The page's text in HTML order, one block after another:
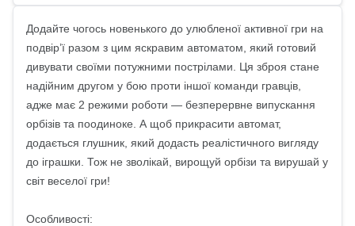
Додайте чогось новенького до улюбленої активної гри на
подвір’ї разом з цим яскравим автоматом, який готовий
дивувати своїми потужними пострілами. Ця зброя стане
надійним другом у бою проти іншої команди гравців,
адже має 2 режими роботи — безперервне випускання
орбізів та поодиноке. А щоб прикрасити автомат,
додається глушник, який додасть реалістичного вигляду
до іграшки. Тож не зволікай, вирощуй орбізи та вирушай у
світ веселої гри!
Особливості: